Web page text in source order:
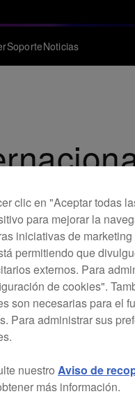
SoporteNoticias
clic en "Aceptar todas
para mejorar la
iniciativas de
permitiendo que
externos. Para
de cookies".
son necesarias para el
Para administrar sus
nuestro Aviso de
más información.